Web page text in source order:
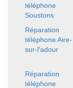
téléphone
Soustons
Réparation
téléphone Aire-
sur-l'adour
Réparation
téléphone